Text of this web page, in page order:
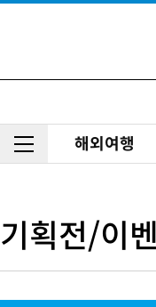
해외여행
기획전/이
기
전/
벤